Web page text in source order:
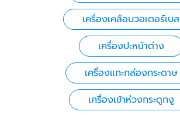
เครื่องเคลือบวอเตอร์เบส
เครื่องปะหน้าต่าง
เครื่องแกะกล่องกระดาษ
เครื่องเข้าห่วงกระดูกงู